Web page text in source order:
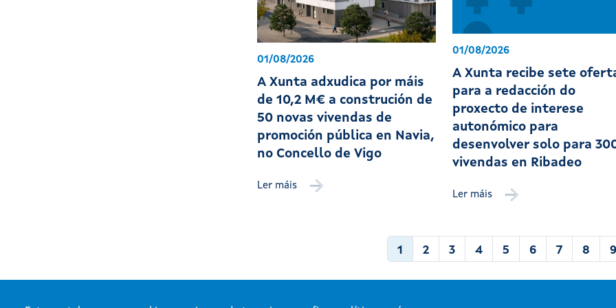
01/08/2026
A Xunta adxudica por máis
de 10,2 M€ a construción de
50 novas vivendas de
promoción pública en Navia,
no Concello de Vigo
Ler máis
01/08/2026
A Xunta recibe sete
para a redacción do
proxecto de interese
autonómico para
desenvolver solo para
vivendas en Ribadeo
Ler máis
Páxina actual
1 Páxina
2 Páxina
3 Páxina
4 Páxina
5 Páxina
6 Páxina
7 Páxina
8 9